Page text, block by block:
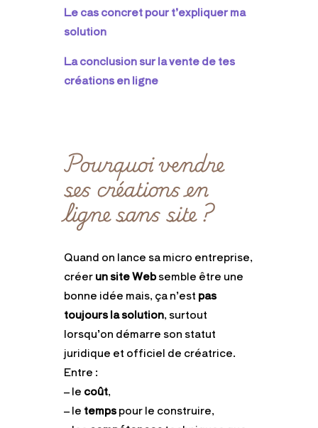
Le cas concret pour t’expliquer ma
solution
La conclusion sur la vente de tes
créations en ligne
Pourquoi vendre
ses créations en
ligne sans site ?
Quand on lance sa micro entreprise,
créerun site Websemble être une
bonne idée mais, ça n’est pas
toujours la solution, surtout
lorsqu’on démarre son statut
juridique et officiel de créatrice.
Entre :
– le coût,
– le tempspour le construire,